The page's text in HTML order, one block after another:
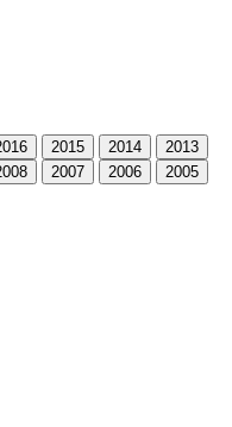
2015 2014
2013
2007 2006
2005